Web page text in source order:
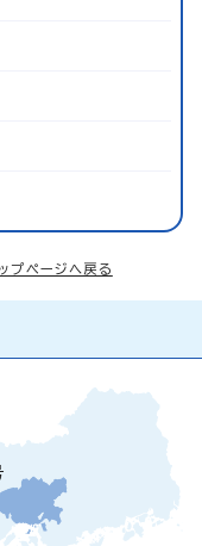
ップページへ戻る